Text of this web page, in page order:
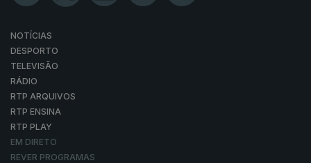
NOTÍCIAS
DESPORTO
TELEVISÃO
RÁDIO
RTP ARQUIVOS
RTP ENSINA
RTP PLAY
EM DIRETO
REVER PROGRAMAS